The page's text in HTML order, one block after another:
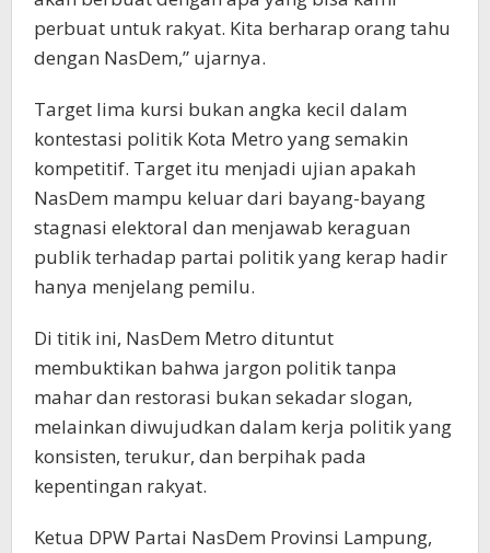
perbuat untuk rakyat. Kita berharap orang tahu
dengan NasDem,” ujarnya.
Target lima kursi bukan angka kecil dalam
kontestasi politik Kota Metro yang semakin
kompetitif. Target itu menjadi ujian apakah
NasDem mampu keluar dari bayang-bayang
stagnasi elektoral dan menjawab keraguan
publik terhadap partai politik yang kerap hadir
hanya menjelang pemilu.
Di titik ini, NasDem Metro dituntut
membuktikan bahwa jargon politik tanpa
mahar dan restorasi bukan sekadar slogan,
melainkan diwujudkan dalam kerja politik yang
konsisten, terukur, dan berpihak pada
kepentingan rakyat.
Ketua DPW Partai NasDem Provinsi Lampung,